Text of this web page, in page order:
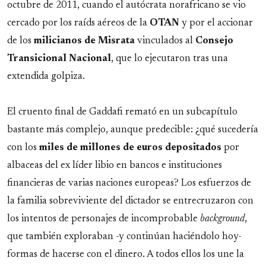
octubre de 2011, cuando el autócrata norafricano se vio
cercado por los raíds aéreos de la OTAN y por el accionar
de los milicianos de Misrata vinculados al Consejo
Transicional Nacional, que lo ejecutaron tras una
extendida golpiza.
El cruento final de Gaddafi remató en un subcapítulo
bastante más complejo, aunque predecible: ¿qué sucedería
con los miles de millones de euros depositados por
albaceas del ex líder libio en bancos e instituciones
financieras de varias naciones europeas? Los esfuerzos de
la familia sobreviviente del dictador se entrecruzaron con
los intentos de personajes de incomprobable background,
que también exploraban -y continúan haciéndolo hoy-
formas de hacerse con el dinero. A todos ellos los une la